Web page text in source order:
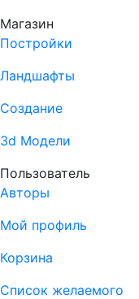
Магазин
Постройки
Ландшафты
Создание
3d Модели
Пользователь
Авторы
Мой профиль
Корзина
Список желаемого